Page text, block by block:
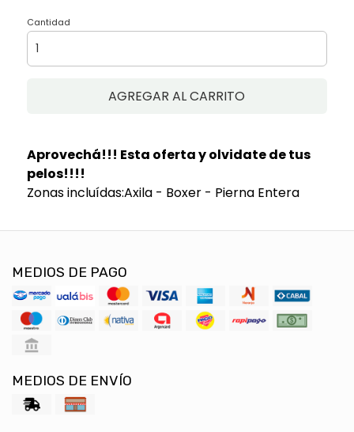
Cantidad
AGREGAR AL CARRITO
Aprovechá!!! Esta oferta y olvidate de tus
pelos!!!!
Zonas incluídas:Axila - Boxer - Pierna Entera
MEDIOS DE PAGO
MEDIOS DE ENVÍO